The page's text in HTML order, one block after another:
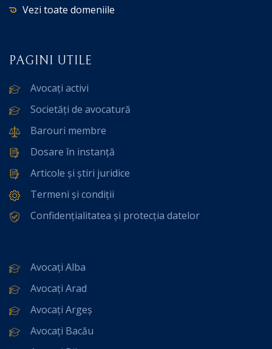
Vezi toate domeniile
PAGINI UTILE
Avocați activi
Societăți de avocatură
Barouri membre
Dosare în instanță
Articole și știri juridice
Termeni și condiții
Confidențialitatea și protecția datelor
Avocați Alba
Avocați Arad
Avocați Argeș
Avocați Bacău